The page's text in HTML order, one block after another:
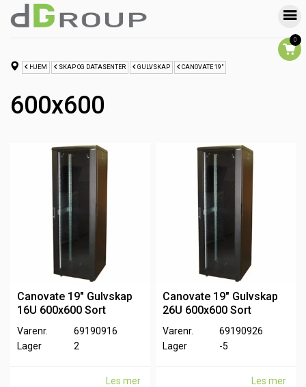
0
HJEM SKAP OG DATASENTER GULVSKAP CANOVATE 19"
600x600
Canovate 19" Gulvskap
16U 600x600 Sort
Varenr.
69190916
Lager
2
Les mer
Canovate 19" Gulvskap
26U 600x600 Sort
Varenr.
69190926
Lager
-5
Les mer